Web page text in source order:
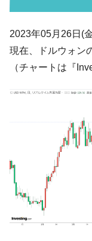
『Money1』
韓
ても」⇒ 257万人
落！
兵器「K10」が改
『Money1』
韓
体だけで410億ド
韓
や、若者に起業
『Money1』
【
ル。外平債の発行
『Money1』
韓
ーにウソのデータ
『Money1』
韓
2023年05月26日(
現在、ドルウォン
（チャートは『